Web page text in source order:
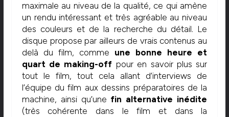
maximale au niveau de la qualité, ce qui amène
un rendu intéressant et très agréable au niveau
des couleurs et de la recherche du détail. Le
disque propose par ailleurs de vrais contenus au
delà du film, comme une bonne heure et
quart de making-off pour en savoir plus sur
tout le film, tout cela allant d’interviews de
l’équipe du film aux dessins préparatoires de la
machine, ainsi qu’une fin alternative inédite
(très cohérente dans le film et dans la